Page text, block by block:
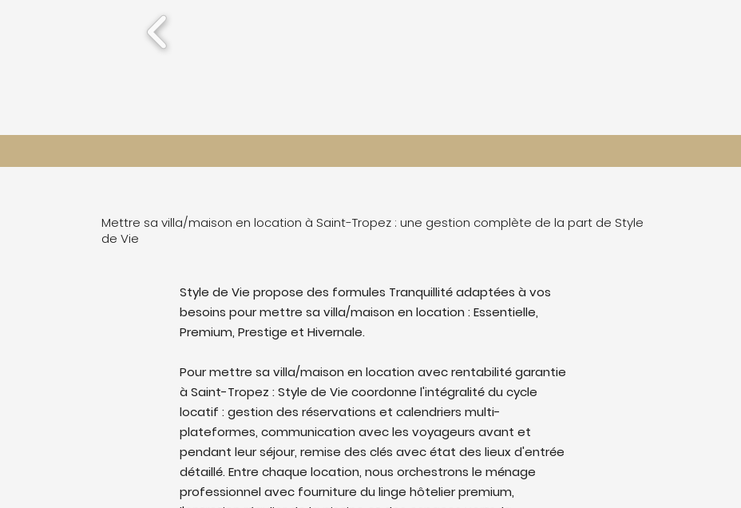
Mettre sa villa/maison en location à Saint-Tropez : une gestion complète de la part de Style
de Vie
Style de Vie propose des formules Tranquillité adaptées à vos
besoins pour mettre sa villa/maison en location : Essentielle,
Premium, Prestige et Hivernale.
Pour mettre sa villa/maison en location avec rentabilité garantie
à Saint-Tropez : Style de Vie coordonne l'intégralité du cycle
locatif : gestion des réservations et calendriers multi-
plateformes, communication avec les voyageurs avant et
pendant leur séjour, remise des clés avec état des lieux d'entrée
détaillé. Entre chaque location, nous orchestrons le ménage
professionnel avec fourniture du linge hôtelier premium,